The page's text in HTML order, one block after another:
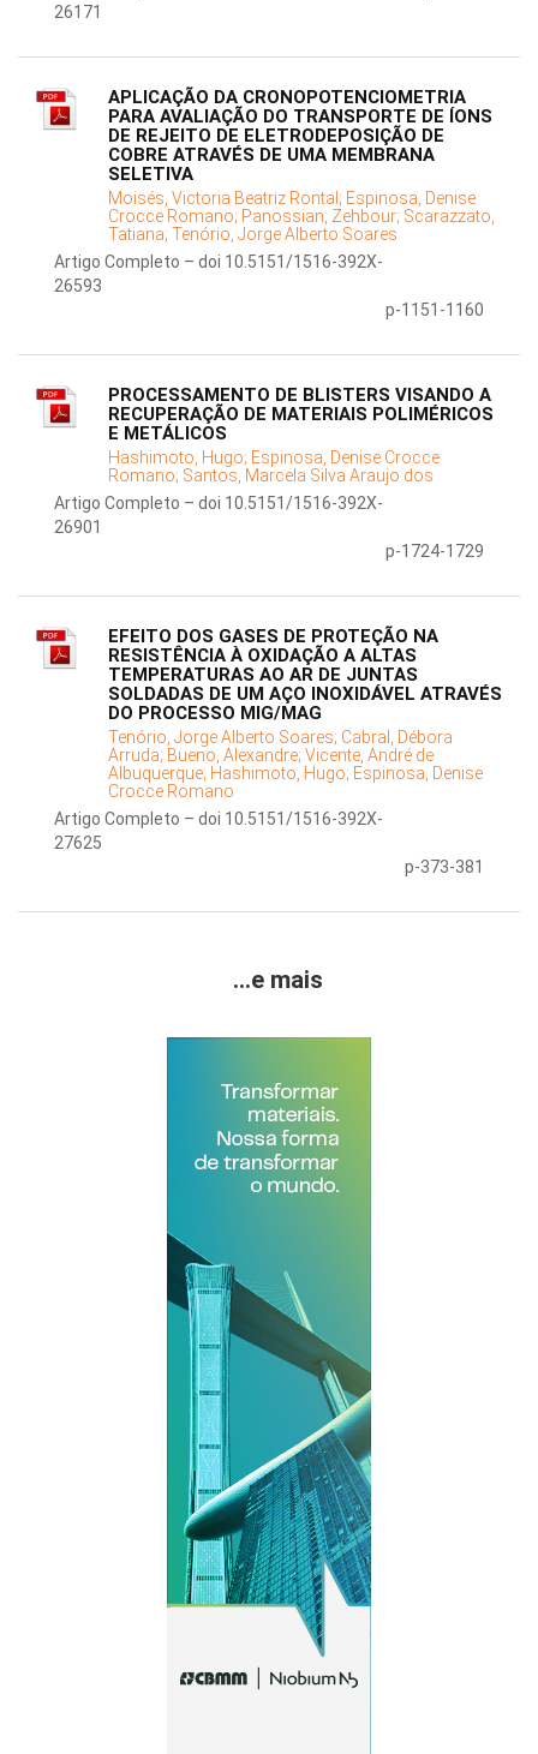
26171
APLICAÇÃO DA CRONOPOTENCIOMETRIA
PARA AVALIAÇÃO DO TRANSPORTE DE ÍONS
DE REJEITO DE ELETRODEPOSIÇÃO DE
COBRE ATRAVÉS DE UMA MEMBRANA
SELETIVA
Moisés, Victoria Beatriz Rontal; Espinosa, Denise
Crocce Romano; Panossian, Zehbour; Scarazzato,
Tatiana; Tenório, Jorge Alberto Soares
Artigo Completo – doi 10.5151/1516-392X-
26593
p-1151-1160
PROCESSAMENTO DE BLISTERS VISANDO A
RECUPERAÇÃO DE MATERIAIS POLIMÉRICOS
E METÁLICOS
Hashimoto, Hugo; Espinosa, Denise Crocce
Romano; Santos, Marcela Silva Araujo dos
Artigo Completo – doi 10.5151/1516-392X-
26901
p-1724-1729
EFEITO DOS GASES DE PROTEÇÃO NA
RESISTÊNCIA À OXIDAÇÃO A ALTAS
TEMPERATURAS AO AR DE JUNTAS
SOLDADAS DE UM AÇO INOXIDÁVEL ATRAVÉS
DO PROCESSO MIG/MAG
Tenório, Jorge Alberto Soares; Cabral, Débora
Arruda; Bueno, Alexandre; Vicente, André de
Albuquerque; Hashimoto, Hugo; Espinosa, Denise
Crocce Romano
Artigo Completo – doi 10.5151/1516-392X-
27625
p-373-381
...e mais